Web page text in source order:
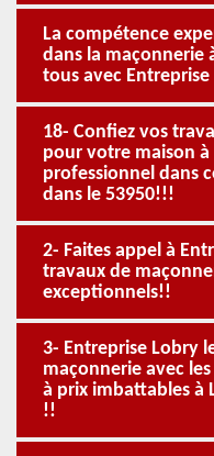
La compétence
dans la maçonnerie
tous avec
18- Confiez vos
pour votre maison
professionnel dans
dans le 53950!!!
2- Faites appel à
travaux de
exceptionnels!!
3- Entreprise Lobry
maçonnerie avec
à prix imbattables à
!!